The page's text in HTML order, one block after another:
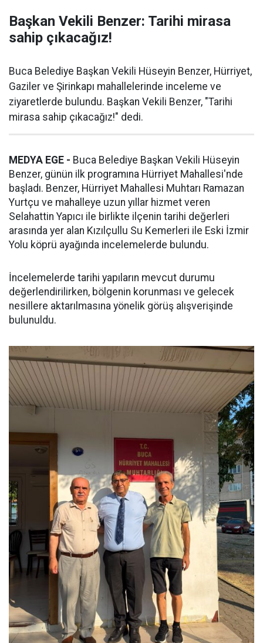
Başkan Vekili Benzer: Tarihi mirasa
sahip çıkacağız!
Buca Belediye Başkan Vekili Hüseyin Benzer, Hürriyet,
Gaziler ve Şirinkapı mahallelerinde inceleme ve
ziyaretlerde bulundu. Başkan Vekili Benzer, "Tarihi
mirasa sahip çıkacağız!" dedi.
MEDYA EGE - Buca Belediye Başkan Vekili Hüseyin
Benzer, günün ilk programına Hürriyet Mahallesi'nde
başladı. Benzer, Hürriyet Mahallesi Muhtarı Ramazan
Yurtçu ve mahalleye uzun yıllar hizmet veren
Selahattin Yapıcı ile birlikte ilçenin tarihi değerleri
arasında yer alan Kızılçullu Su Kemerleri ile Eski İzmir
Yolu köprü ayağında incelemelerde bulundu.
İncelemelerde tarihi yapıların mevcut durumu
değerlendirilirken, bölgenin korunması ve gelecek
nesillere aktarılmasına yönelik görüş alışverişinde
bulunuldu.